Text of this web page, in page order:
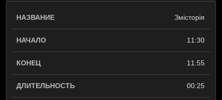
Змісторія
11:30
11:55
00:25